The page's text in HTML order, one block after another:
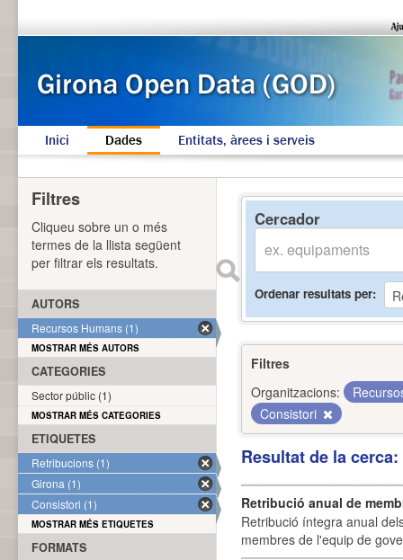
Inici Dades Entitats, àrees i serveis
Cercador
Ordenar resultats per
Filtres
Organitzacions:
Consistori
Resultat de la
Retribució anual de
Retribució íntegra anual
membres de l'equip de
Filtres
Cliqueu sobre un o més
termes de la llista següent
per filtrar els resultats.
AUTORS
Recursos Humans (1)
MOSTRAR MÉS AUTORS
CATEGORIES
Sector públic (1)
MOSTRAR MÉS CATEGORIES
ETIQUETES
Retribucions (1)
Girona (1)
Consistori (1)
MOSTRAR MÉS ETIQUETES
FORMATS